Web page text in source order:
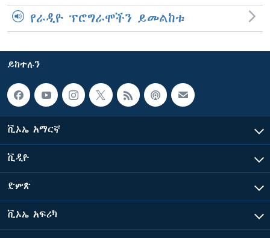
የራዲዮ ፕሮግራሞችን ይመልከቱ
ይከተሉን
ቪኦኤ አማርኛ
ቪዲዮ
ድምጽ
ቪኦኤ አፍሪካ